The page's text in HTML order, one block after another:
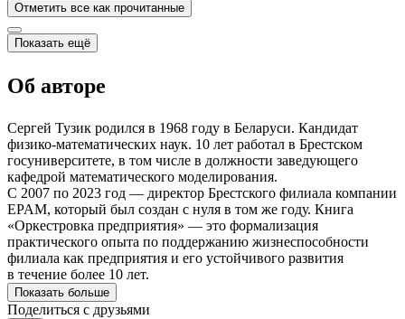
Отметить все как прочитанные
Показать ещё
Об авторе
Сергей Тузик родился в 1968 году в Беларуси. Кандидат
физико-математических наук. 10 лет работал в Брестском
госуниверситете, в том числе в должности заведующего
кафедрой математического моделирования.
С 2007 по 2023 год — директор Брестского филиала компании
EPAM, который был создан с нуля в том же году. Книга
«Оркестровка предприятия» — это формализация
практического опыта по поддержанию жизнеспособности
филиала как предприятия и его устойчивого развития
в течение более 10 лет.
Показать больше
Поделиться с друзьями